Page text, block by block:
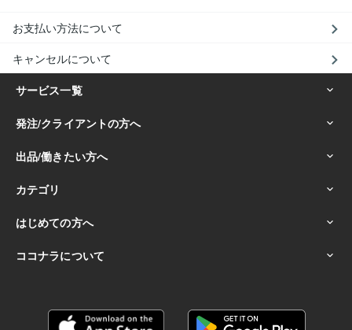
お支払い方法について
キャンセルについて